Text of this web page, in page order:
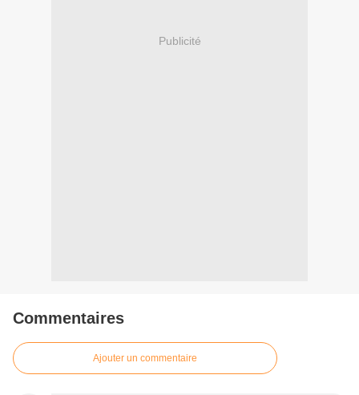
Publicité
Commentaires
Ajouter un commentaire